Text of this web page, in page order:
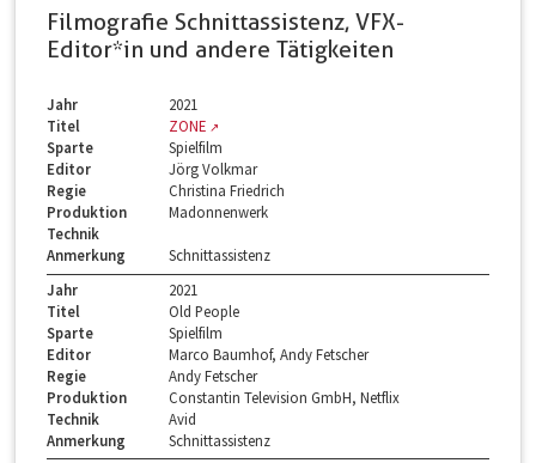
Filmografie Schnittassistenz, VFX-
Editor*in und andere Tätigkeiten
Jahr
2021
Titel
ZONE
Sparte
Spielfilm
Editor
Jörg Volkmar
Regie
Christina Friedrich
Produktion
Madonnenwerk
Technik
Anmerkung
Schnittassistenz
Jahr
2021
Titel
Old People
Sparte
Spielfilm
Editor
Marco Baumhof, Andy Fetscher
Regie
Andy Fetscher
Produktion
Constantin Television GmbH, Netflix
Technik
Avid
Anmerkung
Schnittassistenz